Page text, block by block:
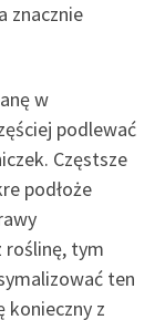
znacznie
w
podlewać
Częstsze
podłoże
roślinę, tym
ten
konieczny z